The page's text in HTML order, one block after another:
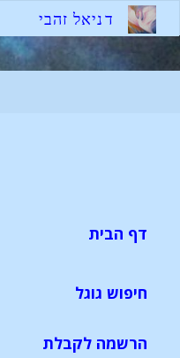
לתוכן
דניאל זהבי
דף הבית
חיפוש גוגל
הרשמה לקבלת